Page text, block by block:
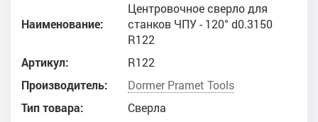
Наименование:
Центровочное сверло для
станков ЧПУ - 120° d0.3150
R122
Артикул:
R122
Производитель:
Dоrmer Pramet Tools
Тип товара:
Сверла